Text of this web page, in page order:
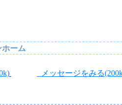
ホーム
メッセージをみる